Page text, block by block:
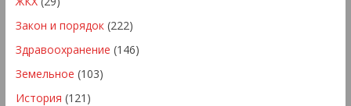
Закон и порядок(222)
Здравоохранение (146)
Земельное (103)
История (121)